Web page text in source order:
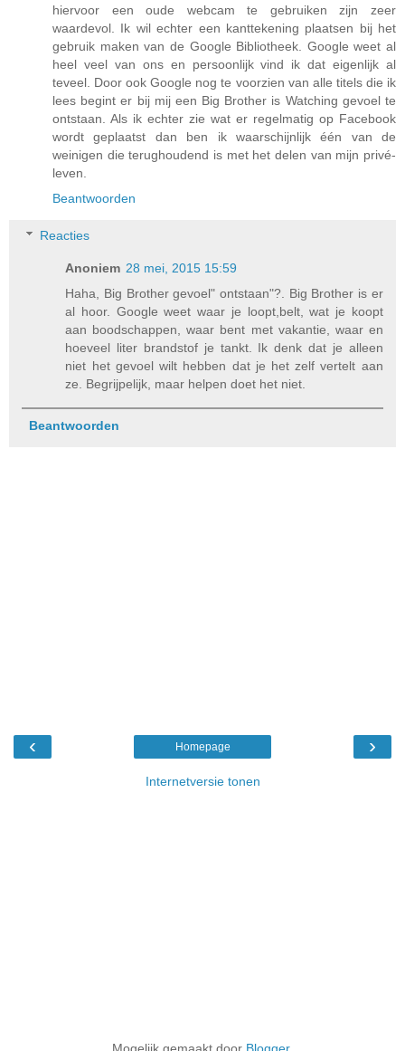
hiervoor een oude webcam te gebruiken zijn zeer
waardevol. Ik wil echter een kanttekening plaatsen bij het
gebruik maken van de Google Bibliotheek. Google weet al
heel veel van ons en persoonlijk vind ik dat eigenlijk al
teveel. Door ook Google nog te voorzien van alle titels die ik
lees begint er bij mij een Big Brother is Watching gevoel te
ontstaan. Als ik echter zie wat er regelmatig op Facebook
wordt geplaatst dan ben ik waarschijnlijk één van de
weinigen die terughoudend is met het delen van mijn privé-
leven.
Beantwoorden
Reacties
Anoniem 28 mei, 2015 15:59
Haha, Big Brother gevoel" ontstaan"?. Big Brother is er
al hoor. Google weet waar je loopt,belt, wat je koopt
aan boodschappen, waar bent met vakantie, waar en
hoeveel liter brandstof je tankt. Ik denk dat je alleen
niet het gevoel wilt hebben dat je het zelf vertelt aan
ze. Begrijpelijk, maar helpen doet het niet.
Beantwoorden
‹ ›
Homepage
Internetversie tonen
Mogelijk gemaakt door Blogger.